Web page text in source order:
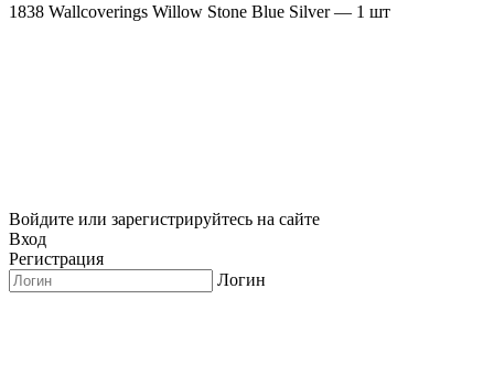
1838 Wallcoverings Willow Stone Blue Silver — 1 шт
Войдите или зарегистрируйтесь на сайте
Вход
Регистрация
Логин